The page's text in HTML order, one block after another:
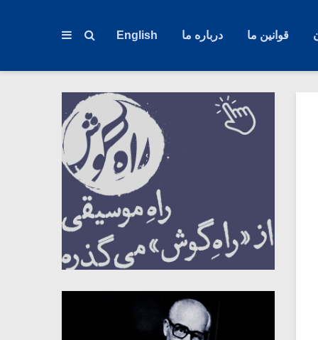
قوانین ما درباره ما English